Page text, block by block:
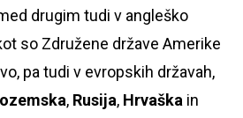
drugim tudi v angleško
so Združene države Amerike
pa tudi v evropskih državah,
, Rusija, Hrvaška in